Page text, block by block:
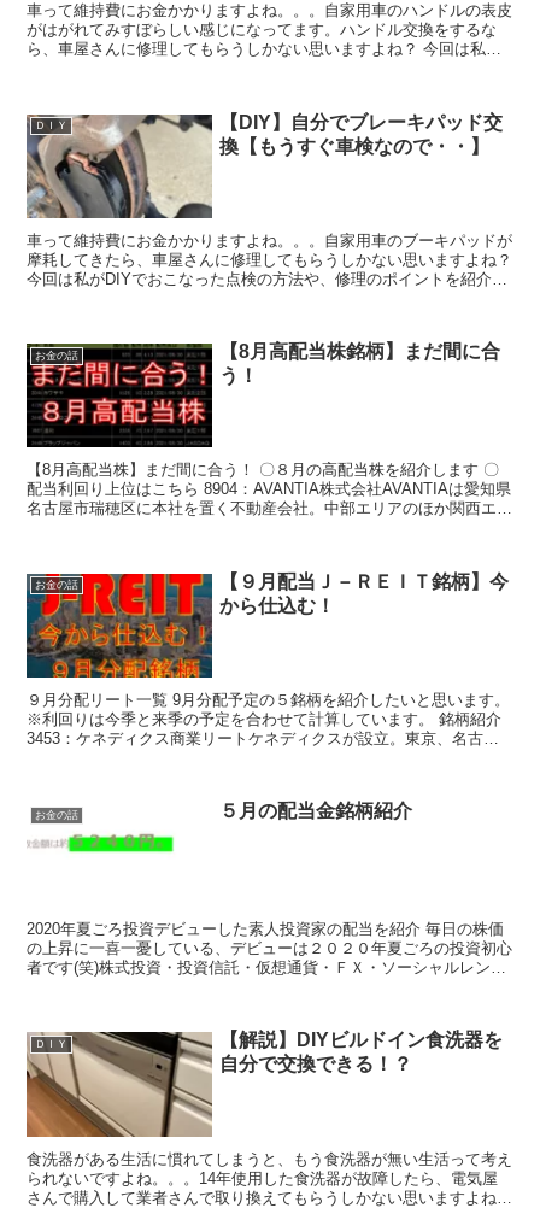
車って維持費にお金かかりますよね。。。自家用車のハンドルの表皮
がはがれてみすぼらしい感じになってます。ハンドル交換をするな
ら、車屋さんに修理してもらうしかない思いますよね？ 今回は私が
ＤＩＹ
【DIY】自分でブレーキパッド交
換【もうすぐ車検なので・・】
車って維持費にお金かかりますよね。。。自家用車のブーキパッドが
摩耗してきたら、車屋さんに修理してもらうしかない思いますよね？
今回は私がDIYでおこなった点検の方法や、修理のポイントを紹介し
お金の話
【8月高配当株銘柄】まだ間に合
う！
【8月高配当株】まだ間に合う！ 〇８月の高配当株を紹介します 〇
配当利回り上位はこちら ​8904：AVANTIA株式会社AVANTIAは愛知県
名古屋市瑞穂区に本社を置く不動産会社。中部エリアのほか関西エリ
お金の話
【９月配当Ｊ－ＲＥＩＴ銘柄】今
から仕込む！
９月分配リート一覧 9月分配予定の５銘柄を紹介したいと思います。
※利回りは今季と来季の予定を合わせて計算しています。 銘柄紹介
3453：ケネディクス商業リートケネディクスが設立。東京、名古
お金の話 ５月の配当金銘柄紹介
2020年夏ごろ投資デビューした素人投資家の配当を紹介 毎日の株価
の上昇に一喜一憂している、デビューは２０２０年夏ごろの投資初心
者です(笑)株式投資・投資信託・仮想通貨・ＦＸ・ソーシャルレンデ
ＤＩＹ
【解説】DIYビルドイン食洗器を
自分で交換できる！？
食洗器がある生活に慣れてしまうと、もう食洗器が無い生活って考え
られないですよね。。。14年使用した食洗器が故障したら、電気屋
さんで購入して業者さんで取り換えてもらうしかない思いますよね？